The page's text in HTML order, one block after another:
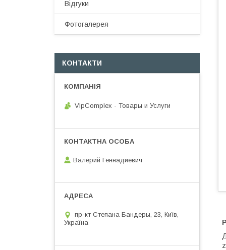
Відгуки
Фотогалерея
КОНТАКТИ
VipComplex - Товары и Услуги
Валерий Геннадиевич
пр-кт Степана Бандеры, 23, Київ,
Україна